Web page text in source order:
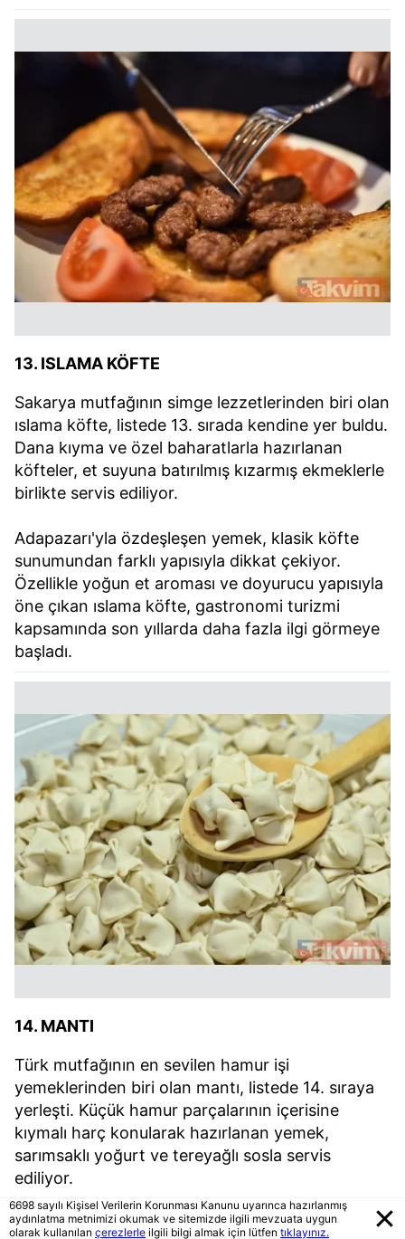
13. ISLAMA KÖFTE
Sakarya mutfağının simge lezzetlerinden biri olan
ıslama köfte, listede 13. sırada kendine yer buldu.
Dana kıyma ve özel baharatlarla hazırlanan
köfteler, et suyuna batırılmış kızarmış ekmeklerle
birlikte servis ediliyor.
Adapazarı'yla özdeşleşen yemek, klasik köfte
sunumundan farklı yapısıyla dikkat çekiyor.
Özellikle yoğun et aroması ve doyurucu yapısıyla
öne çıkan ıslama köfte, gastronomi turizmi
kapsamında son yıllarda daha fazla ilgi görmeye
başladı.
14. MANTI
Türk mutfağının en sevilen hamur işi
yemeklerinden biri olan mantı, listede 14. sıraya
yerleşti. Küçük hamur parçalarının içerisine
kıymalı harç konularak hazırlanan yemek,
sarımsaklı yoğurt ve tereyağlı sosla servis
ediliyor.
Kökeninin Orta Asya'ya dayandığı belirtilen
6698 sayılı Kişisel Verilerin Korunması Kanunu uyarınca hazırlanmış
aydınlatma metnimizi okumak ve sitemizde ilgili mevzuata uygun
olarak kullanılan çerezlerle ilgili bilgi almak için lütfen tıklayınız.